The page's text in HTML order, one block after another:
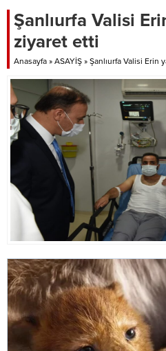
Şanlıurfa Valisi
ziyaret etti
Anasayfa » ASAYİŞ » Şanlıurfa Valisi Erin